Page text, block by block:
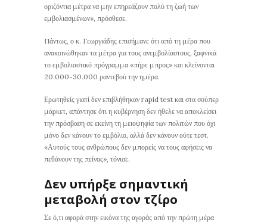
οριζόντια μέτρα να μην επηρεάζουν πολύ τη ζωή των
εμβολιασμένων», πρόσθεσε.
Πάντως, ο κ. Γεωργιάδης επισήμανε ότι από τη μέρα που
ανακοινώθηκαν τα μέτρα για τους ανεμβολίαστους, ξαφνικά
το εμβολιαστικό πρόγραμμα «πήρε μπρος» και κλείνονται
20.000-30.000 ραντεβού την ημέρα.
Ερωτηθείς γιατί δεν επιβλήθηκαν rapid test και στα σούπερ
μάρκετ, απάντησε ότι η κυβέρνηση δεν ήθελε να αποκλείσει
την πρόσβαση σε εκείνη τη μειοψηφία των πολιτών που όχι
μόνο δεν κάνουν το εμβόλιο, αλλά δεν κάνουν ούτε τεστ.
«Αυτούς τους ανθρώπους δεν μπορείς να τους αφήσεις να
πεθάνουν της πείνας», τόνισε.
Δεν υπήρξε σημαντική
μεταβολή στον τζίρο
Σε ό,τι αφορά στην εικόνα της αγοράς από την πρώτη μέρα